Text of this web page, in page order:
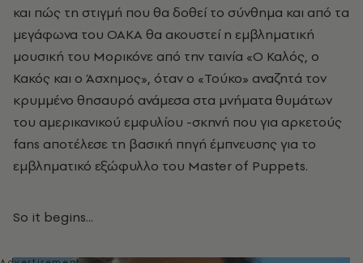
και πώς τη στιγμή που θα δοθεί το σύνθημα και από τα
μεγάφωνα του ΟΑΚΑ θα ακουστεί η εμβληματική
μουσική του Μορικόνε από την ταινία «Ο Καλός, ο
Κακός και ο Άσχημος», όταν ο «Τούκο» αναζητά τον
κρυμμένο θησαυρό ανάμεσα στα μνήματα θυμάτων
του αμερικανικού εμφυλίου -σκηνή που για αρκετούς
fans αποτέλεσε τη βασική πηγή έμπνευσης για το
εμβληματικό εξώφυλλο του Master of Puppets.
So it begins...